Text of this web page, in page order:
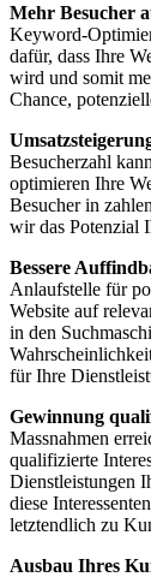
Mehr Besucher
Keyword-
dafür, dass Ihre
wird und somit
Chance,
Besucherzahl
optimieren Ihre
Besucher in
wir das Potenzial
Bessere
Anlaufstelle für
Website auf
in den
für Ihre
Gewinnung
Massnahmen
qualifizierte
Dienstleistungen
diese
letztendlich zu
Ausbau Ihres